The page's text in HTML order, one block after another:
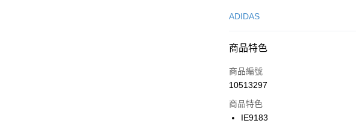
信用卡一次付款
合作金庫商業銀行
華南商業銀行
上海商業儲蓄銀行
國泰世華商業銀行
LINE Pay
Apple Pay
ADIDAS
商品特色
商品編號
10513297
商品特色
IE9183